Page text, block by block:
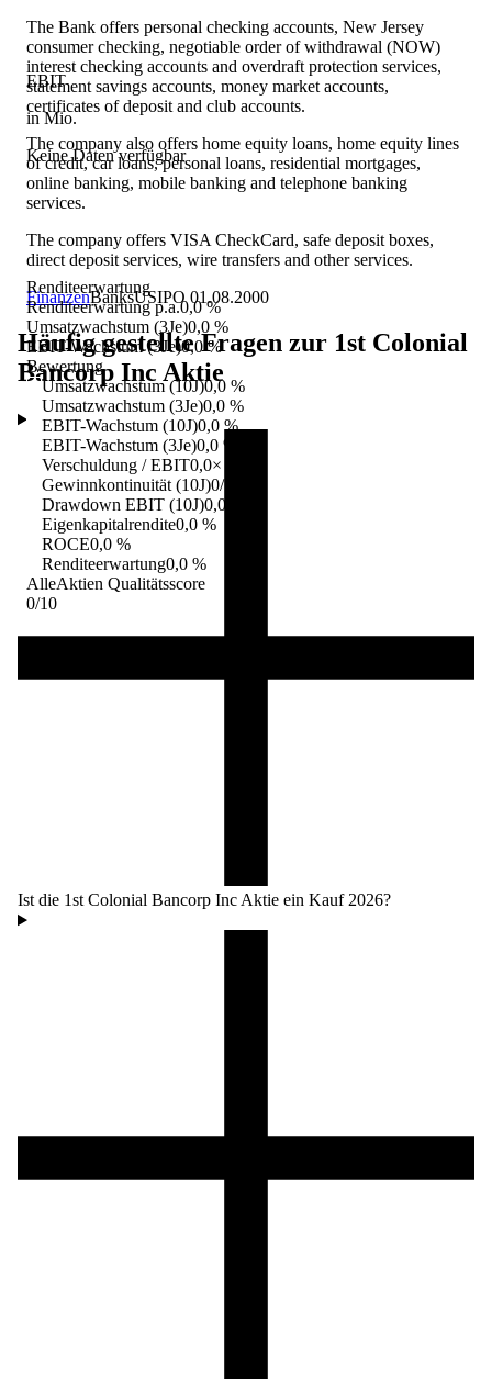
EBIT
in Mio.
Keine Daten verfügbar
Renditeerwartung
Renditeerwartung p.a.0,0 %
Umsatzwachstum (3Je)0,0 %
EBIT-Wachstum (3Je)0,0 %
Bewertung
Umsatzwachstum (10J)0,0 %
Umsatzwachstum (3Je)0,0 %
EBIT-Wachstum (10J)0,0 %
EBIT-Wachstum (3Je)0,0 %
Verschuldung / EBIT0,0×
Gewinnkontinuität (10J)0/10
Drawdown EBIT (10J)0,0 %
Eigenkapitalrendite0,0 %
ROCE0,0 %
Renditeerwartung0,0 %
AlleAktien Qualitätsscore
0/10
The Bank offers personal checking accounts, New Jersey
consumer checking, negotiable order of withdrawal (NOW)
interest checking accounts and overdraft protection services,
statement savings accounts, money market accounts,
certificates of deposit and club accounts.
The company also offers home equity loans, home equity lines
of credit, car loans, personal loans, residential mortgages,
online banking, mobile banking and telephone banking
services.
The company offers VISA CheckCard, safe deposit boxes,
direct deposit services, wire transfers and other services.
FinanzenBanksUSIPO01.08.2000
Häufig gestellte Fragen zur 1st Colonial
Bancorp Inc Aktie
Ist die 1st Colonial Bancorp Inc Aktie ein Kauf 2026?